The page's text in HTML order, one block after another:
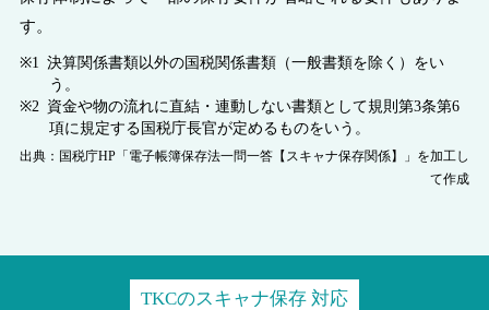
す。
決算関係書類以外の国税関係書類（一般書類を除く）をい
う。
資金や物の流れに直結・連動しない書類として規則第3条第6
項に規定する国税庁長官が定めるものをいう。
出典：国税庁HP「電子帳簿保存法一問一答【スキャナ保存関係】」を加工し
て作成
TKCのスキャナ保存 対応